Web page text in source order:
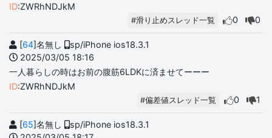
ID:ZWRhNDJkM
#滑り止めスレッド一覧 0 0
[64]名無し
sp/iPhone ios18.3.1
2025/03/05 18:16
一人暮らしの時はお前の腹筋6LDKに済ませてーーー
ID:ZWRhNDJkM
#偏差値スレッド一覧 0 1
[65]名無し
sp/iPhone ios18.3.1